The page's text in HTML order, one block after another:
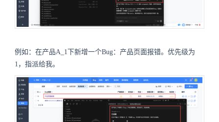
例如：在产品A_1下新增一个Bug：产品页面报错。优先级为
1，指派给我。